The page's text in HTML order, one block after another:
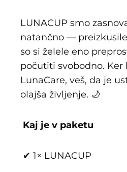
LUNACUP smo
natančno —
so si želele eno
počutiti svobodno. Ker
LunaCare, veš, da je
olajša življenje. 🌙
Kaj je v paketu
✔ 1× LUNACUP